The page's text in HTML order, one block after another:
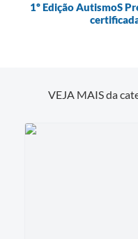
1º Edição AutismoS
VEJA MAIS da